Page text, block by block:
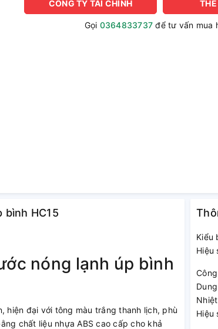
CÔNG TY TÀI CHÍNH
Gọi 0364833737 để tư vấn mua
bình HC15
nóng lạnh úp bình
hiện đại với tông màu trắng thanh lịch, phù
chất liệu nhựa ABS cao cấp cho khả
Kiểu
Hiệu
Hiệu